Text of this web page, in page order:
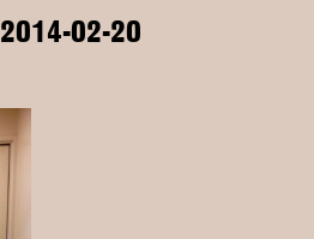
2014-02-20